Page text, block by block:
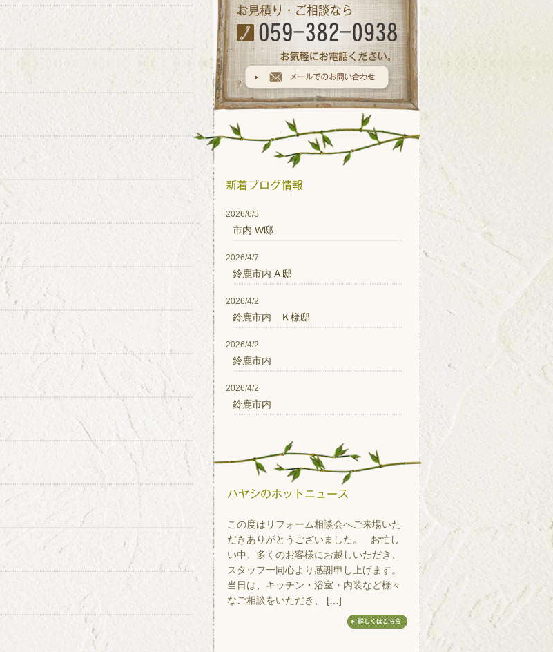
2026/6/5
市内 W邸
2026/4/7
鈴鹿市内 A 邸
2026/4/2
鈴鹿市内 Ｋ様邸
2026/4/2
鈴鹿市内
2026/4/2
鈴鹿市内
この度はリフォーム相談会へご来場いた
だきありがとうございました。 お忙し
い中、多くのお客様にお越しいただき、
スタッフ一同心より感謝申し上げます。
当日は、キッチン・浴室・内装など様々
なご相談をいただき、 […]